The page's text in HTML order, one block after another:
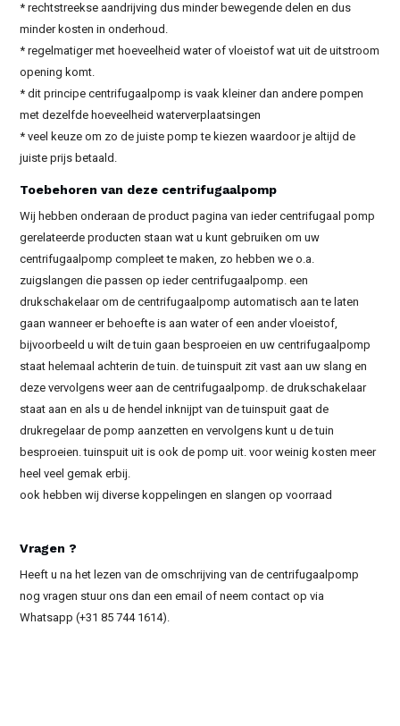
* rechtstreekse aandrijving dus minder bewegende delen en dus
minder kosten in onderhoud.
* regelmatiger met hoeveelheid water of vloeistof wat uit de uitstroom
opening komt.
* dit principe centrifugaalpomp is vaak kleiner dan andere pompen
met dezelfde hoeveelheid waterverplaatsingen
* veel keuze om zo de juiste pomp te kiezen waardoor je altijd de
juiste prijs betaald.
Toebehoren van deze centrifugaalpomp
Wij hebben onderaan de product pagina van ieder centrifugaal pomp
gerelateerde producten staan wat u kunt gebruiken om uw
centrifugaalpomp compleet te maken, zo hebben we o.a.
zuigslangen die passen op ieder centrifugaalpomp. een
drukschakelaar om de centrifugaalpomp automatisch aan te laten
gaan wanneer er behoefte is aan water of een ander vloeistof,
bijvoorbeeld u wilt de tuin gaan besproeien en uw centrifugaalpomp
staat helemaal achterin de tuin. de tuinspuit zit vast aan uw slang en
deze vervolgens weer aan de centrifugaalpomp. de drukschakelaar
staat aan en als u de hendel inknijpt van de tuinspuit gaat de
drukregelaar de pomp aanzetten en vervolgens kunt u de tuin
besproeien. tuinspuit uit is ook de pomp uit. voor weinig kosten meer
heel veel gemak erbij.
ook hebben wij diverse koppelingen en slangen op voorraad
Vragen ?
Heeft u na het lezen van de omschrijving van de centrifugaalpomp
nog vragen stuur ons dan een email of neem contact op via
Whatsapp (+31 85 744 1614).